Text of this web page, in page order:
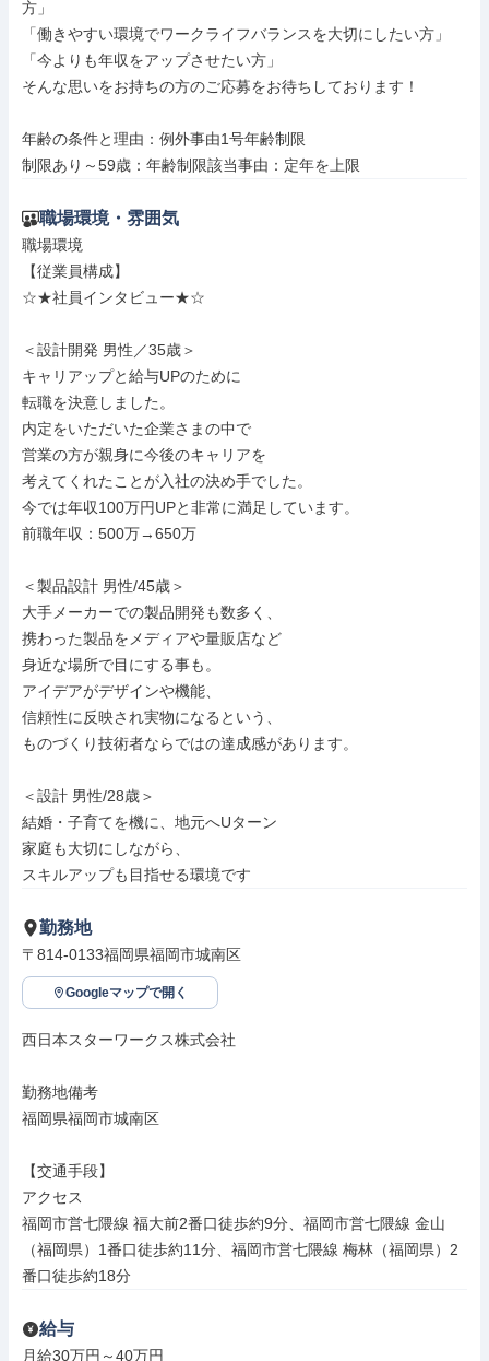
方」
「働きやすい環境でワークライフバランスを大切にしたい方」
「今よりも年収をアップさせたい方」
そんな思いをお持ちの方のご応募をお待ちしております！
年齢の条件と理由：例外事由1号年齢制限
制限あり～59歳：年齢制限該当事由：定年を上限
職場環境・雰囲気
職場環境
【従業員構成】
☆★社員インタビュー★☆
＜設計開発 男性／35歳＞
キャリアップと給与UPのために
転職を決意しました。
内定をいただいた企業さまの中で
営業の方が親身に今後のキャリアを
考えてくれたことが入社の決め手でした。
今では年収100万円UPと非常に満足しています。
前職年収：500万→650万
＜製品設計 男性/45歳＞
大手メーカーでの製品開発も数多く、
携わった製品をメディアや量販店など
身近な場所で目にする事も。
アイデアがデザインや機能、
信頼性に反映され実物になるという、
ものづくり技術者ならではの達成感があります。
＜設計 男性/28歳＞
結婚・子育てを機に、地元へUターン
家庭も大切にしながら、
スキルアップも目指せる環境です
勤務地
〒814-0133福岡県福岡市城南区
Googleマップで開く
西日本スターワークス株式会社
勤務地備考
福岡県福岡市城南区
【交通手段】
アクセス
福岡市営七隈線 福大前2番口徒歩約9分、福岡市営七隈線 金山
（福岡県）1番口徒歩約11分、福岡市営七隈線 梅林（福岡県）2
番口徒歩約18分
給与
月給30万円～40万円